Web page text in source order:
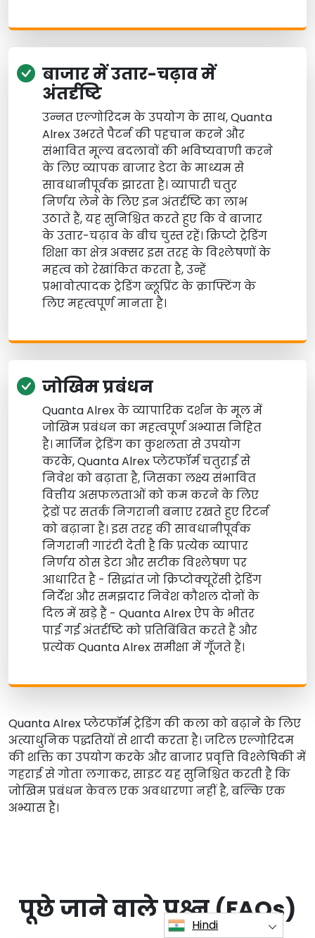
बाजार में उतार-चढ़ाव में
अंतर्दृष्टि
उन्नत एल्गोरिदम के उपयोग के साथ, Quanta
Alrex उभरते पैटर्न की पहचान करने और
संभावित मूल्य बदलावों की भविष्यवाणी करने
के लिए व्यापक बाजार डेटा के माध्यम से
सावधानीपूर्वक झारता है। व्यापारी चतुर
निर्णय लेने के लिए इन अंतर्दृष्टि का लाभ
उठाते हैं, यह सुनिश्चित करते हुए कि वे बाजार
के उतार-चढ़ाव के बीच चुस्त रहें। क्रिप्टो ट्रेडिंग
शिक्षा का क्षेत्र अक्सर इस तरह के विश्लेषणों के
महत्व को रेखांकित करता है, उन्हें
प्रभावोत्पादक ट्रेडिंग ब्लूप्रिंट के क्राफ्टिंग के
लिए महत्वपूर्ण मानता है।
जोखिम प्रबंधन
Quanta Alrex के व्यापारिक दर्शन के मूल में
जोखिम प्रबंधन का महत्वपूर्ण अभ्यास निहित
है। मार्जिन ट्रेडिंग का कुशलता से उपयोग
करके, Quanta Alrex प्लेटफॉर्म चतुराई से
निवेश को बढ़ाता है, जिसका लक्ष्य संभावित
वित्तीय असफलताओं को कम करने के लिए
ट्रेडों पर सतर्क निगरानी बनाए रखते हुए रिटर्न
को बढ़ाना है। इस तरह की सावधानीपूर्वक
निगरानी गारंटी देती है कि प्रत्येक व्यापार
निर्णय ठोस डेटा और सटीक विश्लेषण पर
आधारित है - सिद्धांत जो क्रिप्टोक्यूरेंसी ट्रेडिंग
निर्देश और समझदार निवेश कौशल दोनों के
दिल में खड़े हैं - Quanta Alrex ऐप के भीतर
पाई गई अंतर्दृष्टि को प्रतिबिंबित करते हैं और
प्रत्येक Quanta Alrex समीक्षा में गूँजते हैं।
Quanta Alrex प्लेटफॉर्म ट्रेडिंग की कला को बढ़ाने के लिए
अत्याधुनिक पद्धतियों से शादी करता है। जटिल एल्गोरिदम
की शक्ति का उपयोग करके और बाजार प्रवृत्ति विश्लेषिकी में
गहराई से गोता लगाकर, साइट यह सुनिश्चित करती है कि
जोखिम प्रबंधन केवल एक अवधारणा नहीं है, बल्कि एक
अभ्यास है।
पूछे जाने वाले प्रश्न (FAQs)
Hindi